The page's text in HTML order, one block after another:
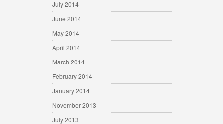
July 2014
June 2014
May 2014
April 2014
March 2014
February 2014
January 2014
November 2013
July 2013